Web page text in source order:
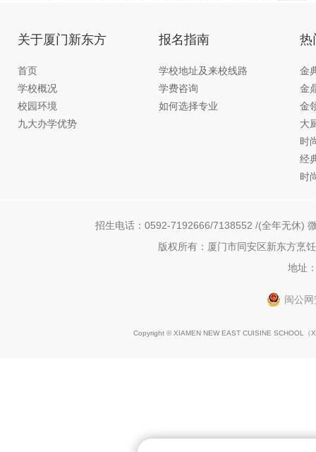
关于厦门新东方
首页
学校概况
校园环境
九大办学优势
报名指南
学校地址及来校线路
学费咨询
如何选择专业
热
金
金
金
大
时
经
时
招生电话：0592-7192666/7138552 /(全年无休)
版权所有：厦门市同安区新东方烹
地址
闽公
Copyright © XIAMEN NEW EAST CUISINE SCHOOL（